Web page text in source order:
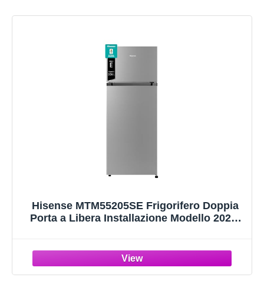
Hisense MTM55205SE Frigorifero Doppia
Porta a Libera Installazione Modello 2022,